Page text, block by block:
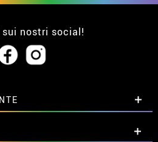
nostri social!